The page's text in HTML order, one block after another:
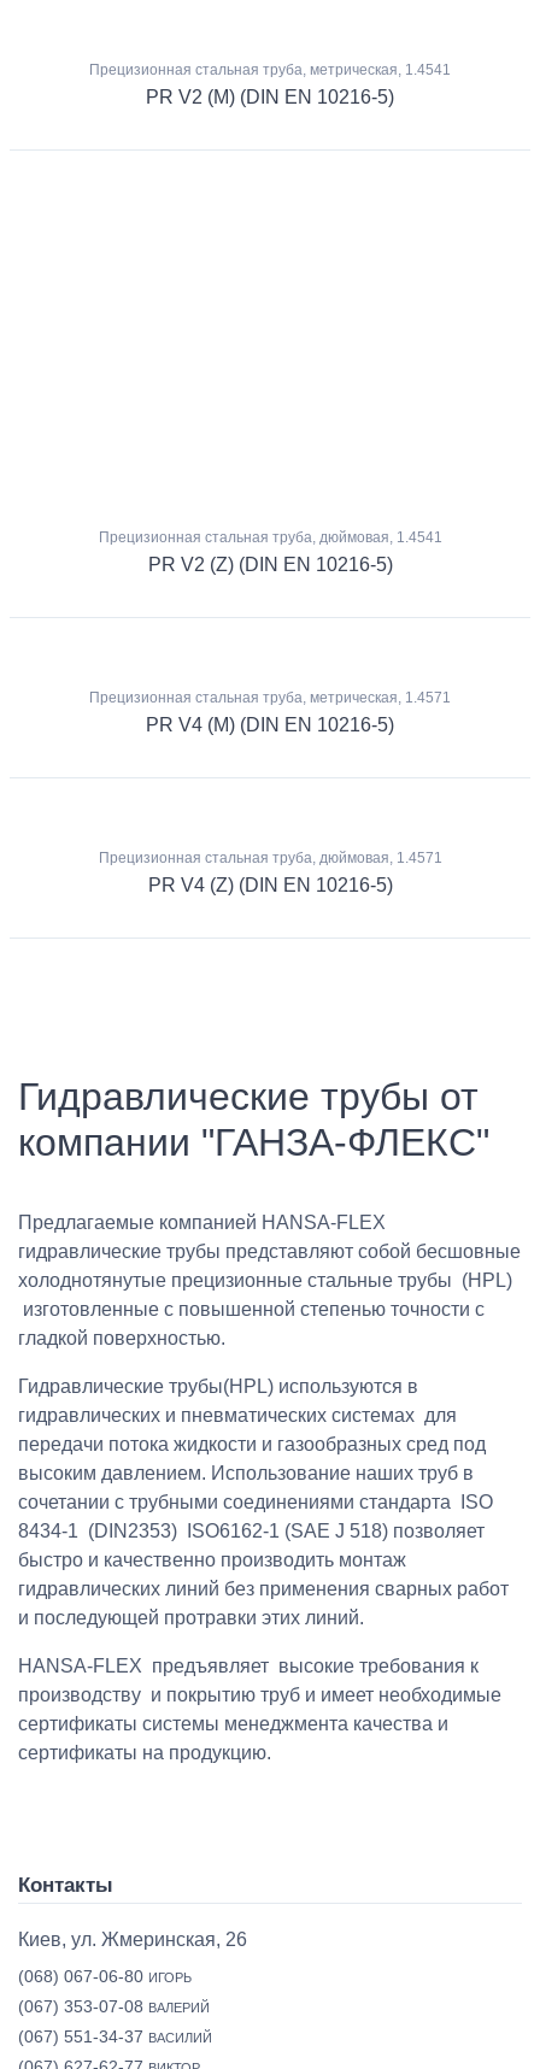
Прецизионная стальная труба, метрическая, 1.4541
PR V2 (M) (DIN EN 10216-5)
Прецизионная стальная труба, дюймовая, 1.4541
PR V2 (Z) (DIN EN 10216-5)
Прецизионная стальная труба, метрическая, 1.4571
PR V4 (M) (DIN EN 10216-5)
Прецизионная стальная труба, дюймовая, 1.4571
PR V4 (Z) (DIN EN 10216-5)
Гидравлические трубы от
компании "ГАНЗА-ФЛЕКС"
Предлагаемые компанией HANSA-FLEX
гидравлические трубы представляют собой бесшовные
холоднотянутые прецизионные стальные трубы (HPL)
изготовленные с повышенной степенью точности с
гладкой поверхностью.
Гидравлические трубы(HPL) используются в
гидравлических и пневматических системах для
передачи потока жидкости и газообразных сред под
высоким давлением. Использование наших труб в
сочетании с трубными соединениями стандарта ISO
8434-1 (DIN2353) ISO6162-1 (SAE J 518) позволяет
быстро и качественно производить монтаж
гидравлических линий без применения сварных работ
и последующей протравки этих линий.
HANSA-FLEX предъявляет высокие требования к
производству и покрытию труб и имеет необходимые
сертификаты системы менеджмента качества и
сертификаты на продукцию.
Контакты
Киев, ул. Жмеринская, 26
(068) 067-06-80 ИГОРЬ
(067) 353-07-08 ВАЛЕРИЙ
(067) 551-34-37 ВАСИЛИЙ